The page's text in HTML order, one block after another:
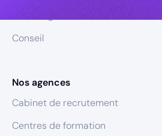
Conseil
Nos agences
Cabinet de recrutement
Centres de formation